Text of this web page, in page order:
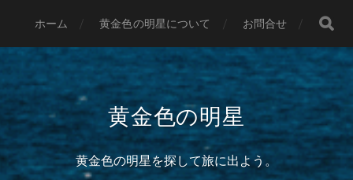
ホーム 黄金色の明星について お問合せ
黄金色の明星
黄金色の明星を探して旅に出よう。